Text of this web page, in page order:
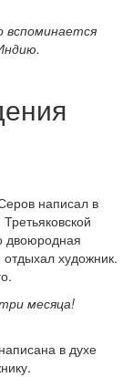
вспоминается
написал в
двоюродная
художник.
месяца!
в духе